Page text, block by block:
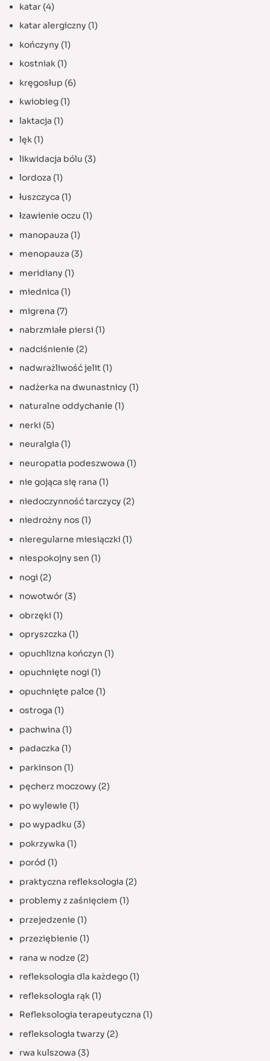
katar(4)
katar alergiczny (1)
kończyny (1)
kostniak(1)
kręgosłup (6)
kwiobieg(1)
laktacja (1)
lęk(1)
likwidacja bólu (3)
lordoza (1)
łuszczyca (1)
łzawienie oczu (1)
manopauza (1)
menopauza (3)
meridiany (1)
miednica (1)
migrena (7)
nabrzmiałe piersi (1)
nadciśnienie (2)
nadwrażliwość jelit(1)
nadżerka na dwunastnicy (1)
naturalne oddychanie (1)
nerki (5)
neuralgia (1)
neuropatia podeszwowa (1)
nie gojąca się rana (1)
niedoczynność tarczycy (2)
niedrożny nos (1)
nieregularne miesiączki (1)
niespokojny sen (1)
nogi (2)
nowotwór(3)
obrzęki (1)
opryszczka (1)
opuchlizna kończyn (1)
opuchnięte nogi (1)
opuchnięte palce (1)
ostroga (1)
pachwina (1)
padaczka (1)
parkinson (1)
pęcherz moczowy (2)
po wylewie (1)
po wypadku (3)
pokrzywka (1)
poród (1)
praktyczna refleksologia (2)
problemy z zaśnięciem (1)
przejedzenie (1)
przeziębienie (1)
rana w nodze (2)
refleksologia dla każdego(1)
refleksologia rąk(1)
Refleksologia terapeutyczna (1)
refleksologia twarzy (2)
rwa kulszowa (3)